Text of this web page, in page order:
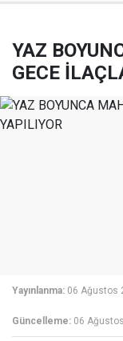
YAZ
GECE
Yayınlanma: 06 Ağustos
Güncelleme: 06